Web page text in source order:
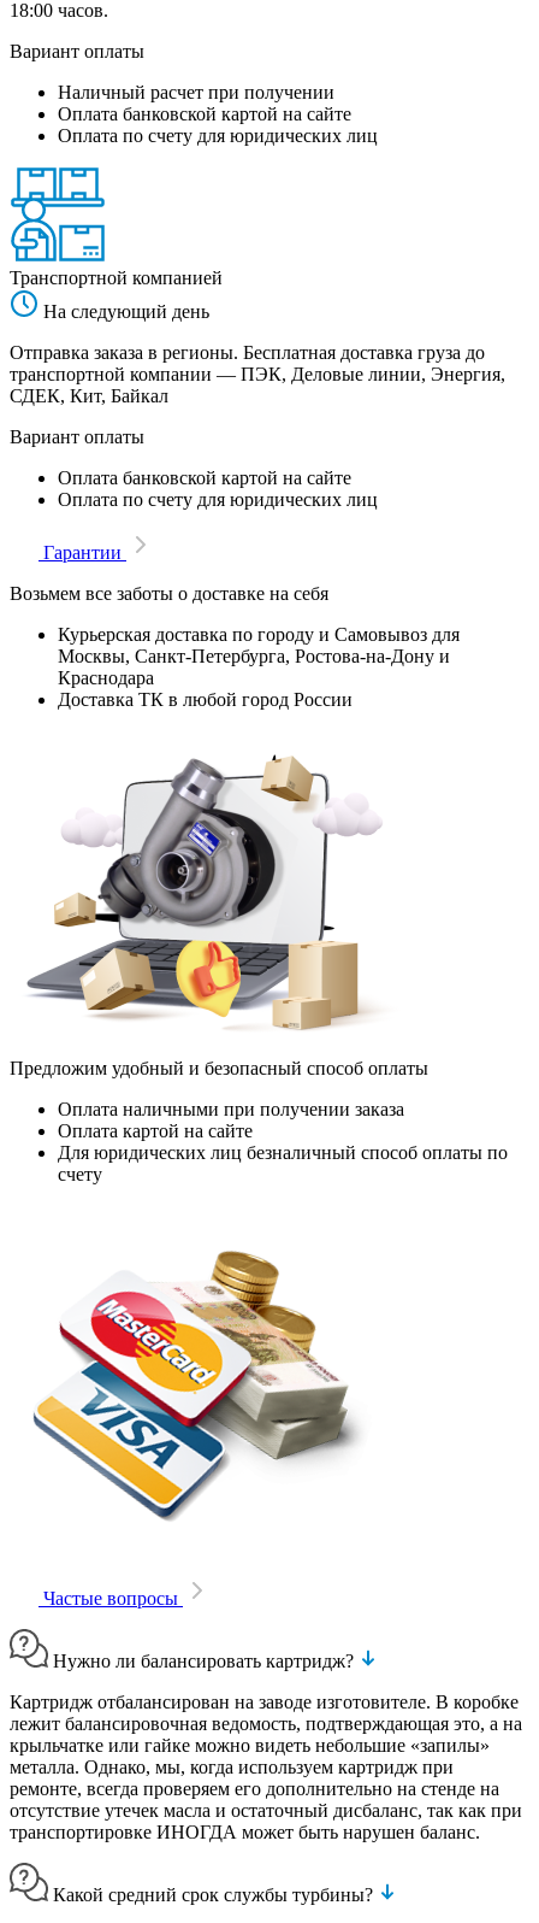
18:00 часов.
Вариант оплаты
Наличный расчет при получении
Оплата банковской картой на сайте
Оплата по счету для юридических лиц
Транспортной компанией
На следующий день
Отправка заказа в регионы. Бесплатная доставка груза до
транспортной компании — ПЭК, Деловые линии, Энергия,
СДЕК, Кит, Байкал
Вариант оплаты
Оплата банковской картой на сайте
Оплата по счету для юридических лиц
Гарантии
Возьмем все заботы о доставке на себя
Курьерская доставка по городу и Самовывоз для
Москвы, Санкт-Петербурга, Ростова-на-Дону и
Краснодара
Доставка ТК в любой город России
Предложим удобный и безопасный способ оплаты
Оплата наличными при получении заказа
Оплата картой на сайте
Для юридических лиц безналичный способ оплаты по
счету
Частые вопросы
Нужно ли балансировать картридж?
Картридж отбалансирован на заводе изготовителе. В коробке
лежит балансировочная ведомость, подтверждающая это, а на
крыльчатке или гайке можно видеть небольшие «запилы»
металла. Однако, мы, когда используем картридж при
ремонте, всегда проверяем его дополнительно на стенде на
отсутствие утечек масла и остаточный дисбаланс, так как при
транспортировке ИНОГДА может быть нарушен баланс.
Какой средний срок службы турбины?